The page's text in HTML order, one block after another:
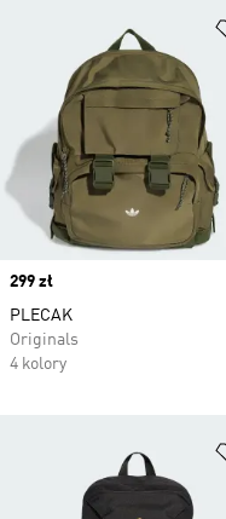
Price
299 zł
PLECAK
Originals
4 kolory